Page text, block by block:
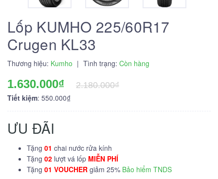
Lốp KUMHO 225/60R17
Crugen KL33
Thương hiệu: Kumho | Tình trạng: Còn hàng
1.630.000₫
2.180.000₫
Tiết kiệm: 550.000₫
ƯU ĐÃI
Tặng 01 chai nước rửa kính
Tặng 02 lượt vá lốp MIỄN PHÍ
Tặng 01 VOUCHER giảm 25% Bảo hiểm TNDS